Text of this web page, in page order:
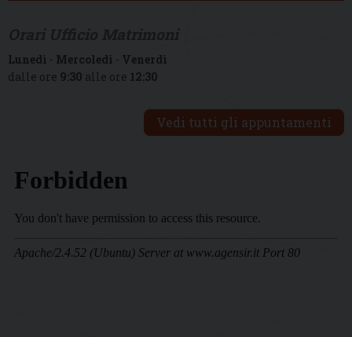
Lunedì - Mercoledì - Venerdì
dalle ore 9:30 alle ore 12:30
Vedi tutti gli appuntamenti